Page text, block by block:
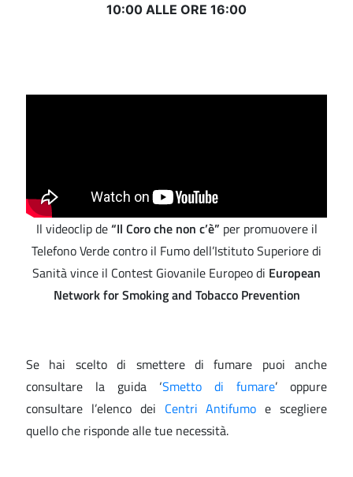
10:00 ALLE ORE 16:00
Il videoclip de“Il Coro che non c’è” per promuovere il
Telefono Verde contro il Fumo dell’Istituto Superiore di
Sanità vince il Contest Giovanile Europeo di European
Network for Smoking and Tobacco Prevention
Se hai scelto di smettere di fumare puoi anche
consultare la guida ‘Smetto di fumare’ oppure
consultare l’elenco dei Centri Antifumo e scegliere
quello che risponde alle tue necessità.